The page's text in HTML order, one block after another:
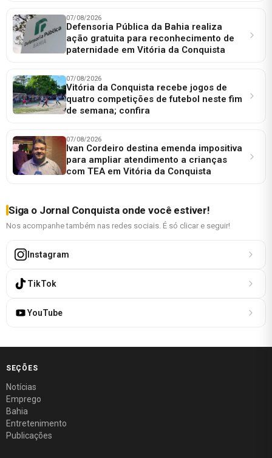
07/08/2026
Defensoria Pública da Bahia realiza
ação gratuita para reconhecimento de
paternidade em Vitória da Conquista
07/08/2026
Vitória da Conquista recebe jogos de
quatro competições de futebol neste fim
de semana; confira
07/08/2026
Ivan Cordeiro destina emenda impositiva
para ampliar atendimento a crianças
com TEA em Vitória da Conquista
Siga o Jornal Conquista onde você estiver!
Nos acompanhe também nas redes sociais. É só clicar e seguir!
Instagram
TikTok
YouTube
SEÇÕES
Notícias
Emprego
Bahia
Entretenimento
Publicações